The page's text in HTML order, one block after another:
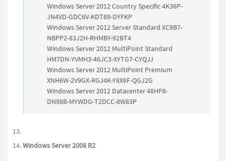
Windows Server 2012 Country Specific 4K36P-
JN4VD-GDC6V-KDT89-DYFKP
Windows Server 2012 Server Standard XC9B7-
NBPP2-83J2H-RHMBY-92BT4
Windows Server 2012 MultiPoint Standard
HM7DN-YVMH3-46JC3-XYTG7-CYQJJ
Windows Server 2012 MultiPoint Premium
XNH6W-2V9GX-RGJ4K-Y8X6F-QGJ2G
Windows Server 2012 Datacenter 48HP8-
DN98B-MYWDG-T2DCC-8W83P
Windows Server 2008 R2